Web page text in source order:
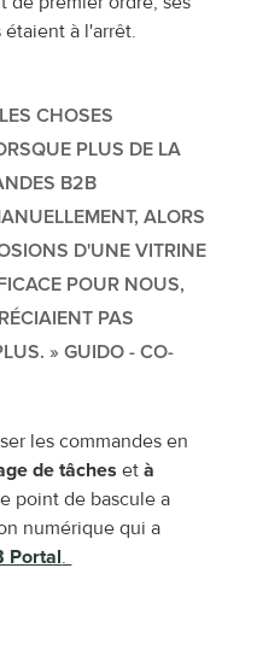
à l'arrêt.
CHOSES
PLUS DE LA
B2B
ALORS
D'UNE VITRINE
POUR NOUS,
PAS
» GUIDO - CO-
les commandes en
de tâches et à
point de bascule a
numérique qui a
Portal.